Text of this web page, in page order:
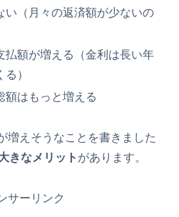
い（月々の返済額が少ないの
払額が増える（金利は長い年
）
額はもっと増える
増えそうなことを書きました
きなメリット があります。
サーリンク